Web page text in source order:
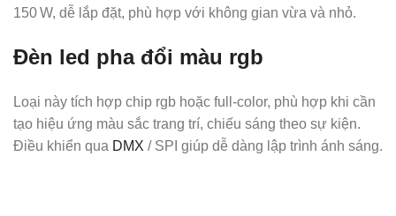
150 W, dễ lắp đặt, phù hợp với không gian vừa và nhỏ.
Đèn led pha đổi màu rgb
Loại này tích hợp chip rgb hoặc full‑color, phù hợp khi cần
tạo hiệu ứng màu sắc trang trí, chiếu sáng theo sự kiện.
Điều khiển qua DMX / SPI giúp dễ dàng lập trình ánh sáng.